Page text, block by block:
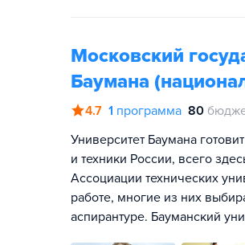
Московский
Баумана
4.7 1 программа 80
Университет Баумана
и техники России, всего
Ассоциации технических
работе, многие из них
аспирантуре. Бауманский